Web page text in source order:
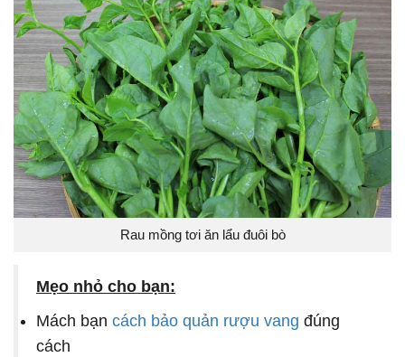
Rau mồng tơi ăn lẩu đuôi bò
Mẹo nhỏ cho bạn:
Mách bạn cách bảo quản rượu vang đúng
cách